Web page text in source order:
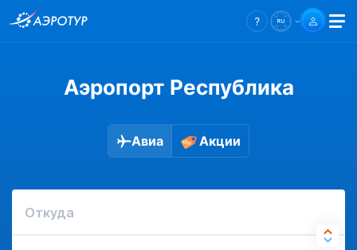
Аэропорт Республика
Авиа Акции
Откуда